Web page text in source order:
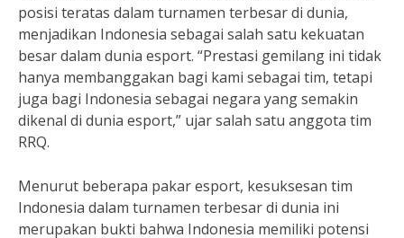
posisi teratas dalam turnamen terbesar di dunia,
menjadikan Indonesia sebagai salah satu kekuatan
besar dalam dunia esport. “Prestasi gemilang ini tidak
hanya membanggakan bagi kami sebagai tim, tetapi
juga bagi Indonesia sebagai negara yang semakin
dikenal di dunia esport,” ujar salah satu anggota tim
RRQ.
Menurut beberapa pakar esport, kesuksesan tim
Indonesia dalam turnamen terbesar di dunia ini
merupakan bukti bahwa Indonesia memiliki potensi